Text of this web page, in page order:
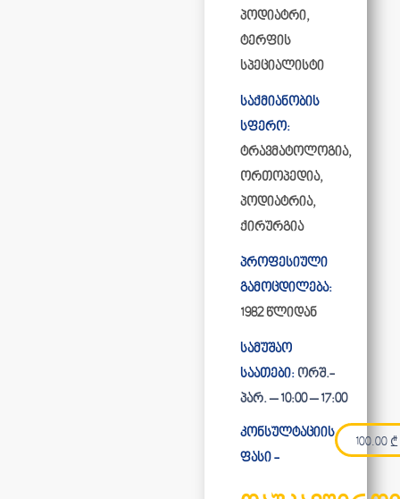
პოდიატრი,
ტერფის
სპეციალისტი
საქმიანობის
სფერო:
ტრავმატოლოგია,
ორთოპედია,
პოდიატრია,
ქირურგია
პროფესიული
გამოცდილება:
1982 წლიდან
სამუშაო
საათები: ორშ.-
პარ. – 10:00 – 17:00
კონსულტაციის
ფასი -
100.00 ₾